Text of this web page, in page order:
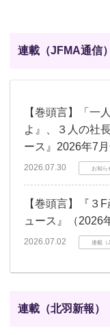
連載（JFMA通信）
【巻頭言】「一
よ』、３人の社
ース』2026年7
2026.07.30 お知ら
【巻頭言】『３
ュース』（2026
2026.07.02 連載（
連載（北羽新報）